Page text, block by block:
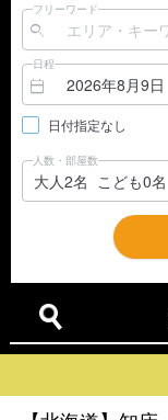
フリーワード
日程
日付指定なし
人数・部屋数